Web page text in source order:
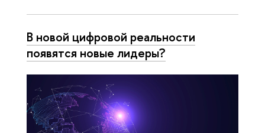
В новой цифровой реальности
появятся новые лидеры?